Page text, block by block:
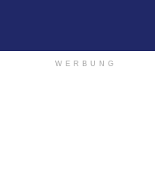
WERBUNG